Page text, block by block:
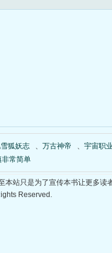
狐妖志 、 万古神帝 、 宇宙职
非常简单
站只是为了宣传本书让更多读
Reserved.